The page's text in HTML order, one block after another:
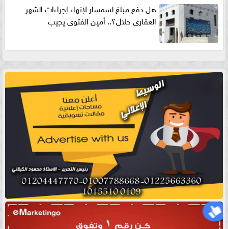
هل دفع مبلغ لسمسار لإنهاء إجراءات الشهر
العقارى حلال؟.. أمين الفتوى يجيب